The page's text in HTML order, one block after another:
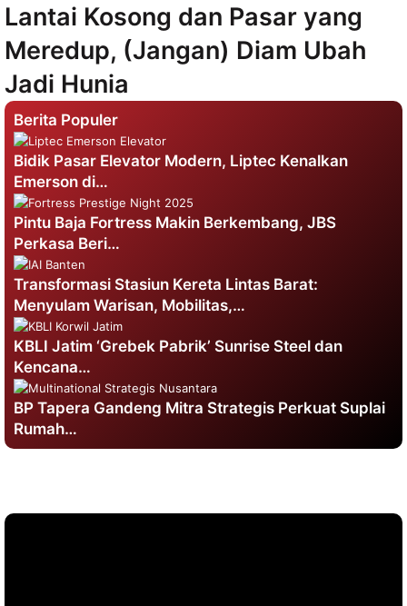
Lantai Kosong dan Pasar yang
Meredup, (Jangan) Diam Ubah
Jadi Hunia
Berita Populer
Bidik Pasar Elevator Modern, Liptec Kenalkan
Emerson di…
Pintu Baja Fortress Makin Berkembang, JBS
Perkasa Beri…
Transformasi Stasiun Kereta Lintas Barat:
Menyulam Warisan, Mobilitas,…
KBLI Jatim ‘Grebek Pabrik’ Sunrise Steel dan
Kencana…
BP Tapera Gandeng Mitra Strategis Perkuat Suplai
Rumah…